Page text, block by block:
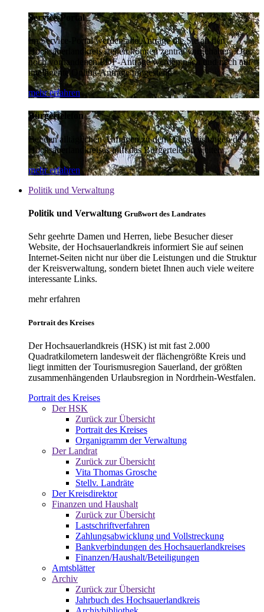
Service-Portal
Im Service-Portal werden alle Anträge die Sie an den
Hochsauerlandkreis stellen können zentral vorgehalten. Die
noch vorhandenen PDF-Anträge werden nach und nach auf
intelligente Online-Anträge umgestellt.
mehr erfahren
Bürgertelefon
Bei den alltäglichen Anfragen zu den Dienstleistungen des
Hochsauerlandkreises hilft das Bürgertelefon weiter.
mehr erfahren
Politik und Verwaltung
Politik und Verwaltung Grußwort des Landrates
Sehr geehrte Damen und Herren, liebe Besucher dieser
Website, der Hochsauerlandkreis informiert Sie auf seinen
Internet-Seiten nicht nur über die Leistungen und die Struktur
der Kreisverwaltung, sondern bietet Ihnen auch viele weitere
interessante Links.
mehr erfahren
Portrait des Kreises
Der Hochsauerlandkreis (HSK) ist mit fast 2.000
Quadratkilometern landesweit der flächengrößte Kreis und
liegt inmitten der Tourismusregion Sauerland, der größten
zusammenhängenden Urlaubsregion in Nordrhein-Westfalen.
Portrait des Kreises
Der HSK
Zurück zur Übersicht
Portrait des Kreises
Organigramm der Verwaltung
Der Landrat
Zurück zur Übersicht
Vita Thomas Grosche
Stellv. Landräte
Der Kreisdirektor
Finanzen und Haushalt
Zurück zur Übersicht
Lastschriftverfahren
Zahlungsabwicklung und Vollstreckung
Bankverbindungen des Hochsauerlandkreises
Finanzen/Haushalt/Beteiligungen
Amtsblätter
Archiv
Zurück zur Übersicht
Jahrbuch des Hochsauerlandkreis